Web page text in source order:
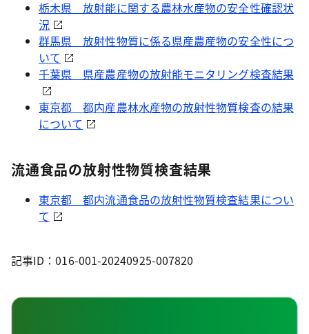
栃木県 放射能に関する農林水産物の安全性確認状
況
群馬県 放射性物質に係る県産農産物の安全性につ
いて
千葉県 県産農産物の放射能モニタリング検査結果
東京都 都内産農林水産物の放射性物質検査の結果
について
流通食品の放射性物質検査結果
東京都 都内流通食品の放射性物質検査結果につい
て
記事ID：016-001-20240925-007820